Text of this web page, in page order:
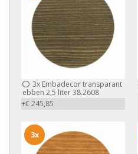
3x Embadecor transparant
ebben 2,5 liter 38.2608
+€ 245,85
3x